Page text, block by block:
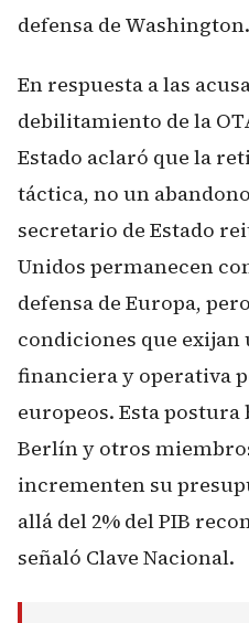
defensa de Washington.
En respuesta a las
debilitamiento de la
Estado aclaró que la
táctica, no un
secretario de Estado
Unidos permanecen
defensa de Europa,
condiciones que
financiera y operativa
europeos. Esta
Berlín y otros
incrementen su
allá del 2% del PIB
señaló Clave Nacional.